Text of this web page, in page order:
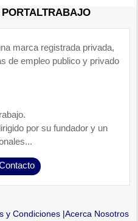
marca registrada privada,
de empleo publico y privado
por su fundador y un
y Condiciones |Acerca Nosotros